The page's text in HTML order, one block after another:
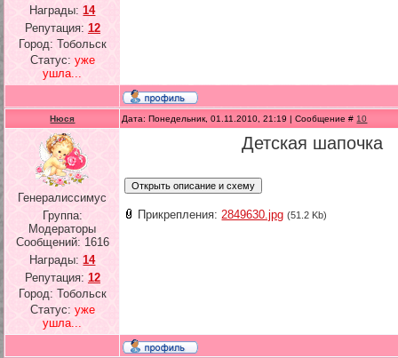
Награды:14
Репутация: 12
Город: Тобольск
Статус: уже
ушла...
Нюся Дата: Понедельник, 01.11.2010, 21:19 | Сообщение # 10
Генералиссимус
Группа:
Модераторы
Сообщений: 1616
Награды:14
Репутация: 12
Город: Тобольск
Статус: уже
ушла...
Детская шапочка
Прикрепления: 2849630.jpg (51.2 Kb)